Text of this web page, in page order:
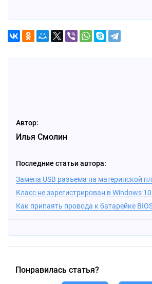
Автор:
Илья Смолин
Последние статьи автора:
Замена USB разъема на материнской
Класс не зарегистрирован в Windows 10
Как припаять провода к батарейке
Понравилась статья?